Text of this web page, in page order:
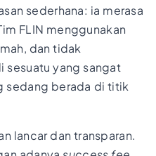
sederhana: ia merasa
FLIN menggunakan
dan tidak
sesuatu yang sangat
sedang berada di titik
lancar dan transparan.